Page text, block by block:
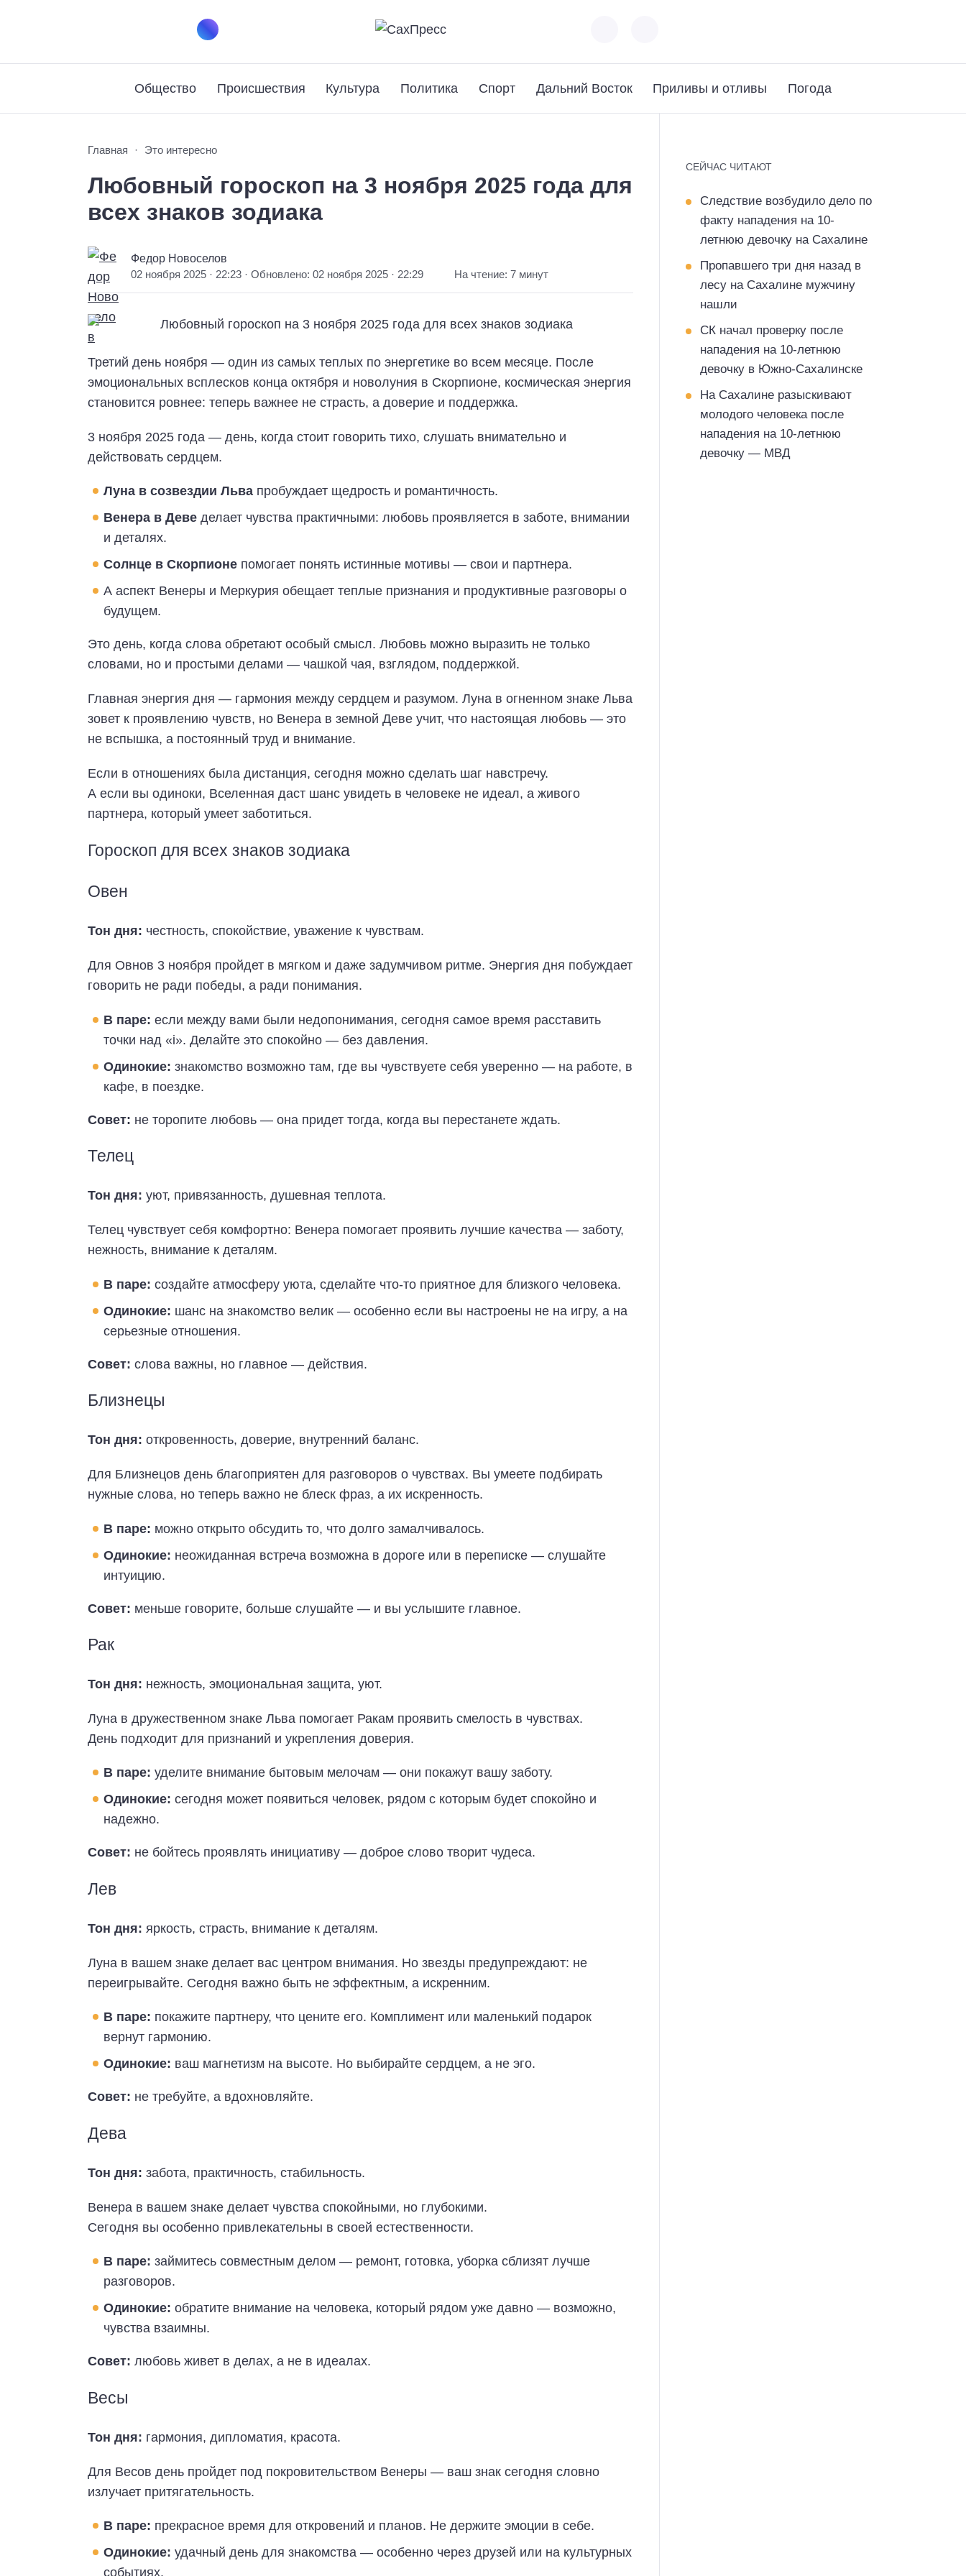
Общество Происшествия Культура Политика Спорт Дальний Восток Приливы и отливы Погода
Главная Это интересно
Любовный гороскоп на 3 ноября 2025 года для
всех знаков зодиака
Федор Новоселов
02 ноября 2025 · 22:23 · Обновлено: 02 ноября 2025 · 22:29 На чтение: 7 минут
Третий день ноября — один из самых теплых по энергетике во всем месяце. После
эмоциональных всплесков конца октября и новолуния в Скорпионе, космическая энергия
становится ровнее: теперь важнее не страсть, а доверие и поддержка.
3 ноября 2025 года — день, когда стоит говорить тихо, слушать внимательно и
действовать сердцем.
Луна в созвездии Львапробуждает щедрость и романтичность.
Венера в Деведелает чувства практичными: любовь проявляется в заботе, внимании
и деталях.
Солнце в Скорпионепомогает понять истинные мотивы — свои и партнера.
А аспект Венеры и Меркурия обещает теплые признания и продуктивные разговоры о
будущем.
Это день, когда слова обретают особый смысл. Любовь можно выразить не только
словами, но и простыми делами — чашкой чая, взглядом, поддержкой.
Главная энергия дня — гармония между сердцем и разумом. Луна в огненном знаке Льва
зовет к проявлению чувств, но Венера в земной Деве учит, что настоящая любовь — это
не вспышка, а постоянный труд и внимание.
Если в отношениях была дистанция, сегодня можно сделать шаг навстречу.
А если вы одиноки, Вселенная даст шанс увидеть в человеке не идеал, а живого
партнера, который умеет заботиться.
Гороскоп для всех знаков зодиака
Овен
Тон дня: честность, спокойствие, уважение к чувствам.
Для Овнов 3 ноября пройдет в мягком и даже задумчивом ритме. Энергия дня побуждает
говорить не ради победы, а ради понимания.
В паре: если между вами были недопонимания, сегодня самое время расставить
точки над «i». Делайте это спокойно — без давления.
Одинокие: знакомство возможно там, где вы чувствуете себя уверенно — на работе, в
кафе, в поездке.
Совет: не торопите любовь — она придет тогда, когда вы перестанете ждать.
Телец
Тон дня: уют, привязанность, душевная теплота.
Телец чувствует себя комфортно: Венера помогает проявить лучшие качества — заботу,
нежность, внимание к деталям.
В паре: создайте атмосферу уюта, сделайте что-то приятное для близкого человека.
Одинокие: шанс на знакомство велик — особенно если вы настроены не на игру, а на
серьезные отношения.
Совет: слова важны, но главное — действия.
Близнецы
Тон дня: откровенность, доверие, внутренний баланс.
Для Близнецов день благоприятен для разговоров о чувствах. Вы умеете подбирать
нужные слова, но теперь важно не блеск фраз, а их искренность.
В паре: можно открыто обсудить то, что долго замалчивалось.
Одинокие: неожиданная встреча возможна в дороге или в переписке — слушайте
интуицию.
Совет: меньше говорите, больше слушайте — и вы услышите главное.
Рак
Тон дня: нежность, эмоциональная защита, уют.
Луна в дружественном знаке Льва помогает Ракам проявить смелость в чувствах.
День подходит для признаний и укрепления доверия.
В паре: уделите внимание бытовым мелочам — они покажут вашу заботу.
Одинокие: сегодня может появиться человек, рядом с которым будет спокойно и
надежно.
Совет: не бойтесь проявлять инициативу — доброе слово творит чудеса.
Лев
Тон дня: яркость, страсть, внимание к деталям.
Луна в вашем знаке делает вас центром внимания. Но звезды предупреждают: не
переигрывайте. Сегодня важно быть не эффектным, а искренним.
В паре: покажите партнеру, что цените его. Комплимент или маленький подарок
вернут гармонию.
Одинокие: ваш магнетизм на высоте. Но выбирайте сердцем, а не эго.
Совет: не требуйте, а вдохновляйте.
Дева
Тон дня: забота, практичность, стабильность.
Венера в вашем знаке делает чувства спокойными, но глубокими.
Сегодня вы особенно привлекательны в своей естественности.
В паре: займитесь совместным делом — ремонт, готовка, уборка сблизят лучше
разговоров.
Одинокие: обратите внимание на человека, который рядом уже давно — возможно,
чувства взаимны.
Совет: любовь живет в делах, а не в идеалах.
Весы
Тон дня: гармония, дипломатия, красота.
Для Весов день пройдет под покровительством Венеры — ваш знак сегодня словно
излучает притягательность.
В паре: прекрасное время для откровений и планов. Не держите эмоции в себе.
Одинокие: удачный день для знакомства — особенно через друзей или на культурных
событиях.
СЕЙЧАС ЧИТАЮТ
Следствие возбудило дело по
факту нападения на 10-
летнюю девочку на Сахалине
Пропавшего три дня назад в
лесу на Сахалине мужчину
нашли
СК начал проверку после
нападения на 10-летнюю
девочку в Южно-Сахалинске
На Сахалине разыскивают
молодого человека после
нападения на 10-летнюю
девочку — МВД